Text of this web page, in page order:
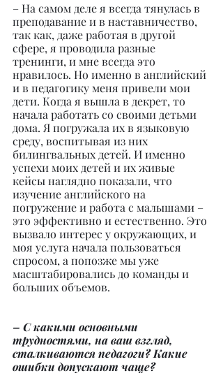
– На самом деле я всегда тянулась в
преподавание и в наставничество,
так как, даже работая в другой
сфере, я проводила разные
тренинги, и мне всегда это
нравилось. Но именно в английский
и в педагогику меня привели мои
дети. Когда я вышла в декрет, то
начала работать со своими детьми
дома. Я погружала их в языковую
среду, воспитывая из них
билингвальных детей. И именно
успехи моих детей и их живые
кейсы наглядно показали, что
изучение английского на
погружение и работа с малышами –
это эффективно и естественно. Это
вызвало интерес у окружающих, и
моя услуга начала пользоваться
спросом, а попозже мы уже
масштабировались до команды и
больших объемов.
– С какими основными
трудностями, на ваш взгляд,
сталкиваются педагоги? Какие
ошибки допускают чаще?